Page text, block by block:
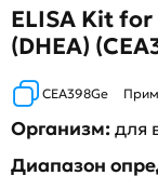
ELISA Kit
(DHEA)
CEA398Ge
Организм:для
Диапазон